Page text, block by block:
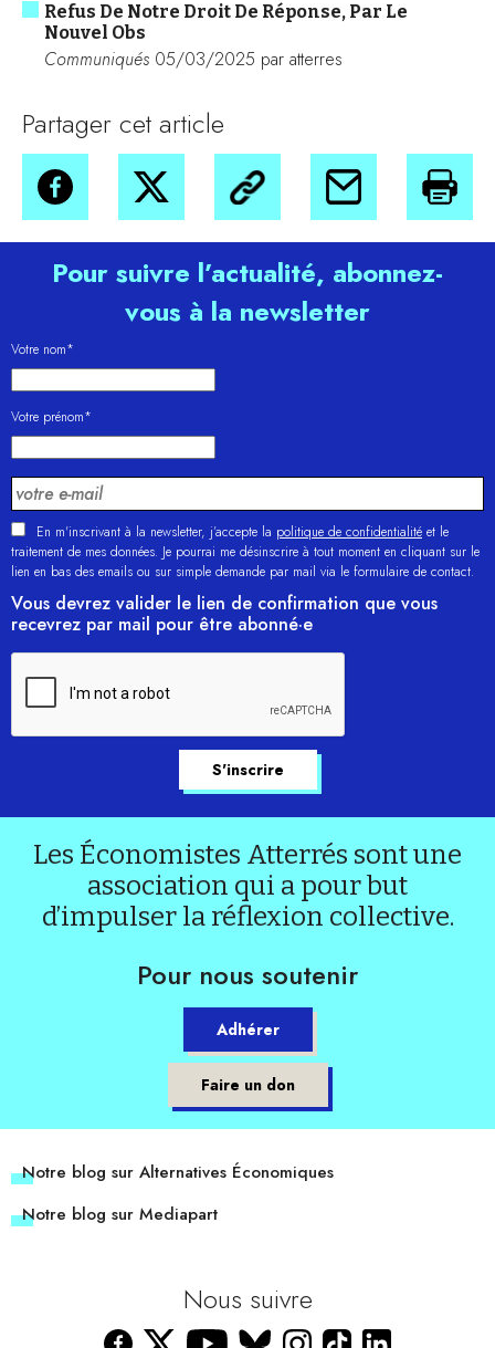
Refus De Notre Droit De Réponse, Par Le
Nouvel Obs
Communiqués 05/03/2025 par atterres
Partager cet article
Pour suivre l’actualité, abonnez-
vous à la newsletter
Votre nom*
Votre prénom*
En m'inscrivant à la newsletter, j’accepte la politique de confidentialité et le
traitement de mes données. Je pourrai me désinscrire à tout moment en cliquant sur le
lien en bas des emails ou sur simple demande par mail via le formulaire de contact.
Vous devrez valider le lien de confirmation que vous
recevrez par mail pour être abonné·e
Les Économistes Atterrés sont une
association qui a pour but
d’impulser la réflexion collective.
Pour nous soutenir
Adhérer
Faire un don
Notre blog sur Alternatives Économiques
Notre blog sur Mediapart
Nous suivre